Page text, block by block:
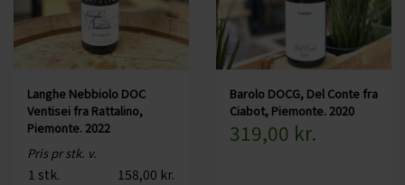
Langhe Nebbiolo DOC
Ventisei fra Rattalino,
Piemonte. 2022
Pris pr stk. v.
1 stk.
158,00 kr.
Barolo DOCG, Del Conte fra
Ciabot, Piemonte. 2020
319,00 kr.